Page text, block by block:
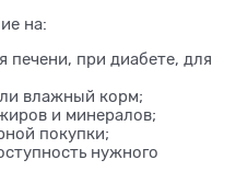
на:
печени, при диабете, для
влажный корм;
и минералов;
покупки;
нужного